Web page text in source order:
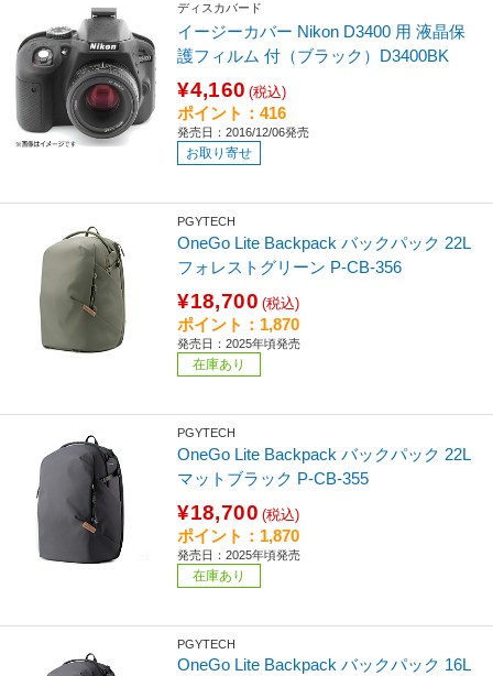
ディスカバード
イージーカバー Nikon D3400 用 液晶保
護フィルム 付（ブラック）D3400BK
¥4,160 (税込)
ポイント：416
発売日：2016/12/06発売
お取り寄せ
PGYTECH
OneGo Lite Backpack バックパック 22L
フォレストグリーン P-CB-356
¥18,700 (税込)
ポイント：1,870
発売日：2025年頃発売
在庫あり
PGYTECH
OneGo Lite Backpack バックパック 22L
マットブラック P-CB-355
¥18,700 (税込)
ポイント：1,870
発売日：2025年頃発売
在庫あり
PGYTECH
OneGo Lite Backpack バックパック 16L